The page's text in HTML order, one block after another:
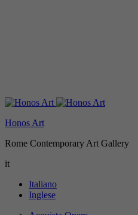
Honos Art
Rome Contemporary Art Gallery
it
Italiano
Inglese